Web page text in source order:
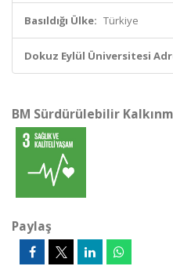
Basıldığı Ülke: Türkiye
Dokuz Eylül Üniversitesi
BM Sürdürülebilir
Paylaş